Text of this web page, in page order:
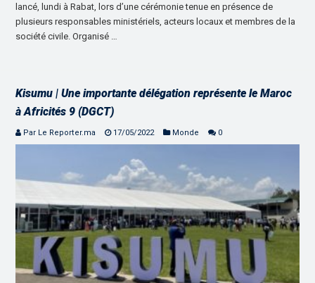
lancé, lundi à Rabat, lors d’une cérémonie tenue en présence de
plusieurs responsables ministériels, acteurs locaux et membres de la
société civile. Organisé …
Kisumu | Une importante délégation représente le Maroc
à Africités 9 (DGCT)
Par Le Reporter.ma 17/05/2022 Monde 0